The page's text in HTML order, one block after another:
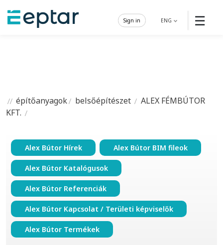
☰
ENG
Sign in
építőanyagok belsőépítészet
ALEX FÉMBÚTOR
KFT.
Alex Bútor Hírek Alex Bútor BIM fileok
Alex Bútor Katalógusok
Alex Bútor Referenciák
Alex Bútor Kapcsolat / Területi képviselők
Alex Bútor Termékek